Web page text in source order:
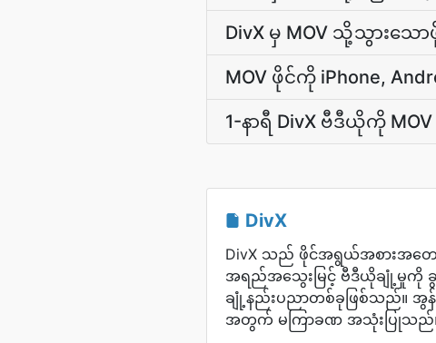
DivX မှ MOV သို့သွားသ
MOV ဖိုင်ကို iPhone,
1-နာရီ DivX ဗီဒီယိုကို
DivX
DivX သည် ဖိုင်အရွယ်အစားအတ
အရည်အသွေးမြင့် ဗီဒီယိုချုံ့မှုကို
ချုံ့နည်းပညာတစ်ခုဖြစ်သည်။ အွန်
အတွက် မကြာခဏ အသုံးပြုသည်